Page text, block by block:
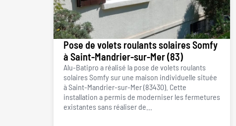
Pose de volets roulants solaires Somfy
à Saint-Mandrier-sur-Mer (83)
Alu-Batipro a réalisé la pose de volets roulants
solaires Somfy sur une maison individuelle située
à Saint-Mandrier-sur-Mer (83430). Cette
installation a permis de moderniser les fermetures
existantes sans réaliser de...